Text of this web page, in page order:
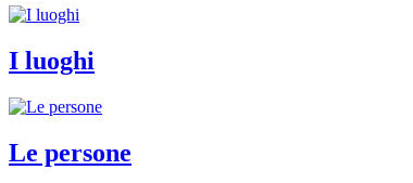
I luoghi
Le persone